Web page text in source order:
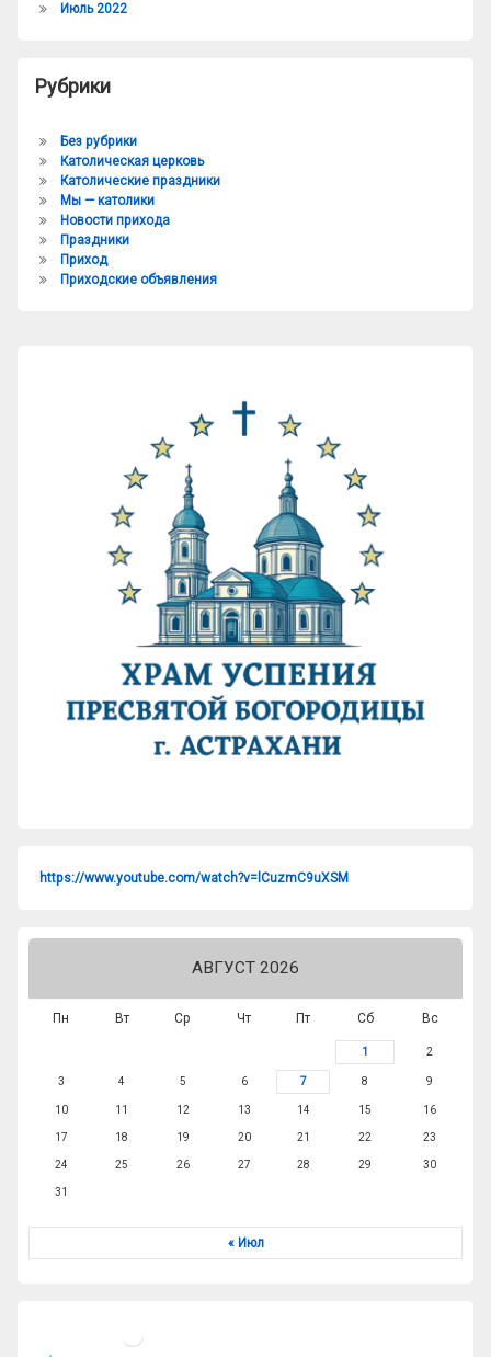
Июль 2022
Рубрики
Без рубрики
Католическая церковь
Католические праздники
Мы — католики
Новости прихода
Праздники
Приход
Приходские объявления
https://www.youtube.com/watch?v=lCuzmC9uXSM
АВГУСТ 2026
Пн Вт Ср Чт Пт Сб Вс
1 2
3 4 5 6 7 8 9
10 11 12 13 14 15 16
17 18 19 20 21 22 23
24 25 26 27 28 29 30
31
« Июл